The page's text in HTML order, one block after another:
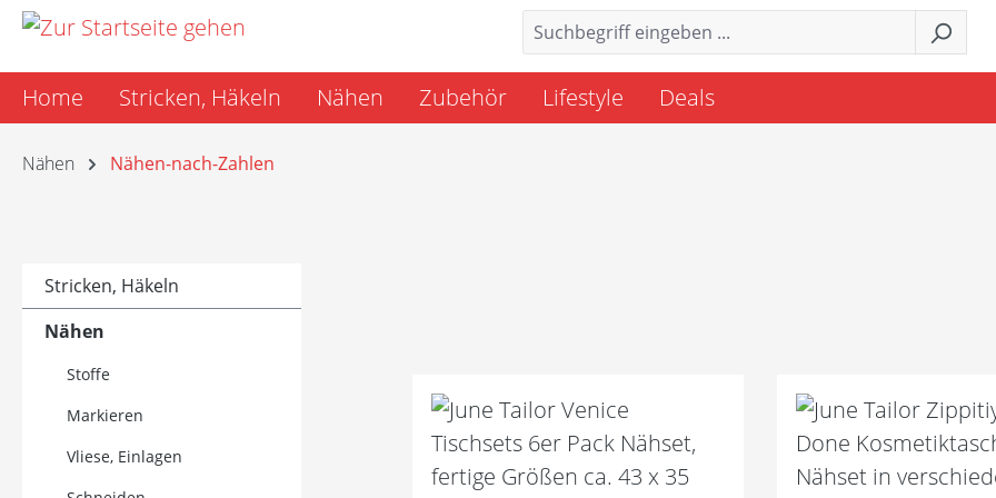
Hauptinhalt springen
Zur Suche springen
Zur Hauptnavigation springen
Home Stricken, Häkeln Nähen Zubehör Lifestyle Deals
Nähen Nähen-nach-Zahlen
Stricken, Häkeln
Nähen
Stoffe
Markieren
Vliese, Einlagen